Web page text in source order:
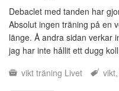
Debaclet med tanden har
Absolut ingen träning på en
länge. Å andra sidan verkar
jag har inte hållit ett dugg
vikt träning Livet vikt